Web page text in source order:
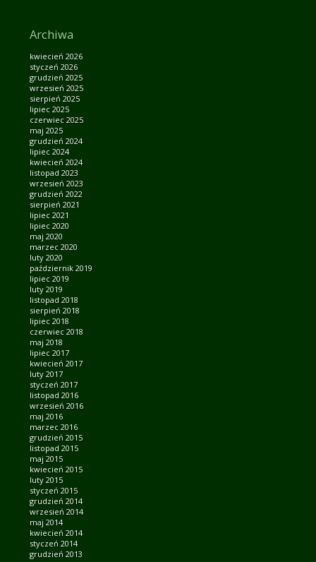
Archiwa
kwiecień 2026
styczeń 2026
grudzień 2025
wrzesień 2025
sierpień 2025
lipiec 2025
czerwiec 2025
maj 2025
grudzień 2024
lipiec 2024
kwiecień 2024
listopad 2023
wrzesień 2023
grudzień 2022
sierpień 2021
lipiec 2021
lipiec 2020
maj 2020
marzec 2020
luty 2020
październik 2019
lipiec 2019
luty 2019
listopad 2018
sierpień 2018
lipiec 2018
czerwiec 2018
maj 2018
lipiec 2017
kwiecień 2017
luty 2017
styczeń 2017
listopad 2016
wrzesień 2016
maj 2016
marzec 2016
grudzień 2015
listopad 2015
maj 2015
kwiecień 2015
luty 2015
styczeń 2015
grudzień 2014
wrzesień 2014
maj 2014
kwiecień 2014
styczeń 2014
grudzień 2013